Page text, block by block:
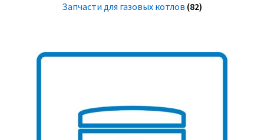
Запчасти для газовых котлов (82)